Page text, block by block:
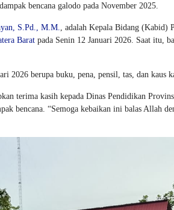
bencana galodo pada November 2025.
S.Pd., M.M. , adalah Kepala Bidang (Kabid)
Barat pada Senin 12 Januari 2026. Saat itu,
2026 berupa buku, pena, pensil, tas, dan kaus
terima kasih kepada Dinas Pendidikan
bencana. “Semoga kebaikan ini balas Allah